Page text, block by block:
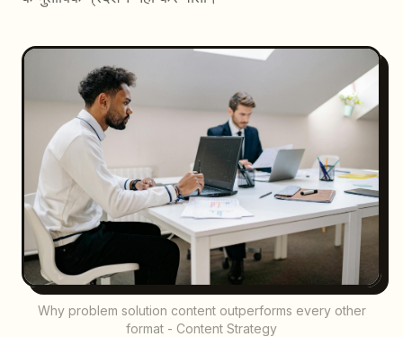
Why problem solution content outperforms every other
format - Content Strategy